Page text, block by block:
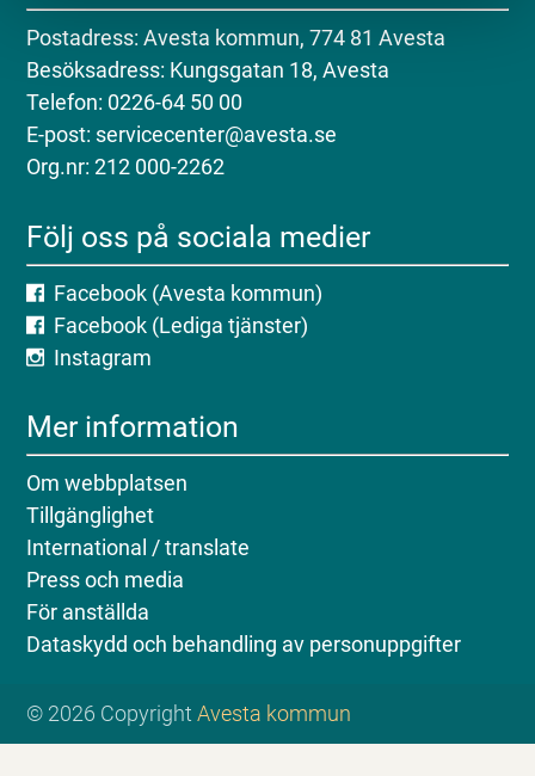
Postadress: Avesta kommun, 774 81 Avesta
Besöksadress: Kungsgatan 18, Avesta
Telefon: 0226-64 50 00
E-post: servicecenter@avesta.se
Org.nr: 212 000-2262
Följ oss på sociala medier
Facebook (Avesta kommun)
Facebook (Lediga tjänster)
Instagram
Mer information
Om webbplatsen
Tillgänglighet
International / translate
Press och media
För anställda
Dataskydd och behandling av personuppgifter
© 2026 CopyrightAvesta kommun